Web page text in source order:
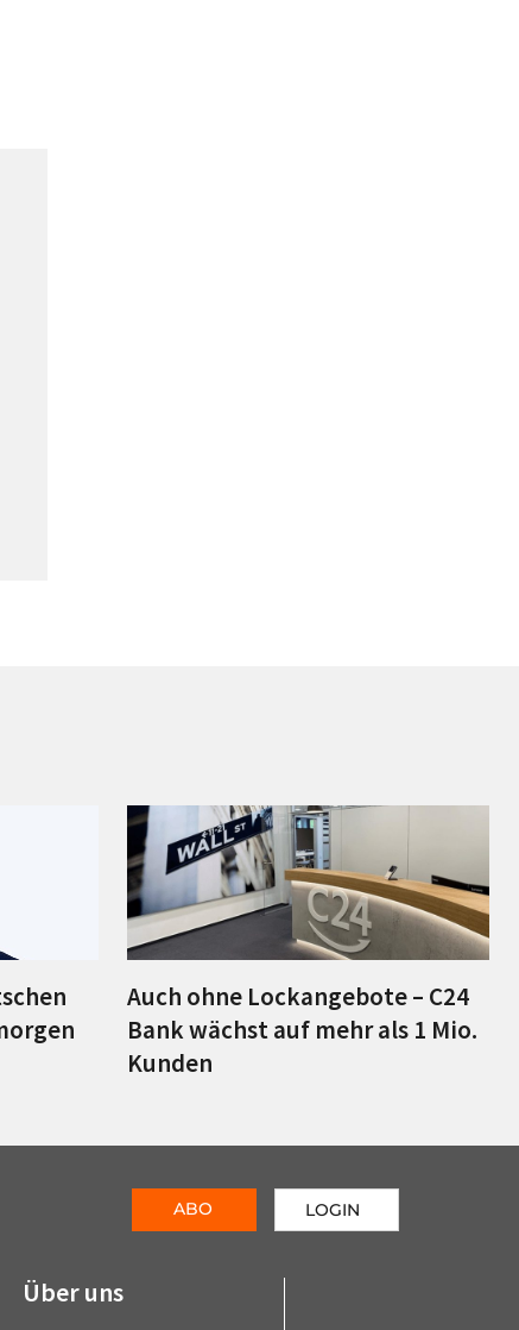
Auch ohne Lockangebote – C24
Bank wächst auf mehr als 1 Mio.
Kunden
Über uns
ABO LOGIN